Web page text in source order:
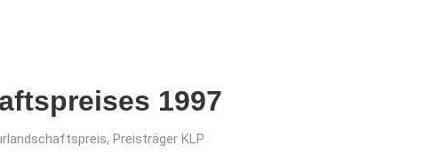
1997
, Preisträger KLP